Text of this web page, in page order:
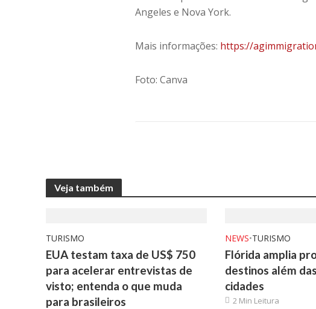
Angeles e Nova York.
Mais informações: https://
Foto: Canva
Veja também
TURISMO
EUA testam taxa de US$ 750
para acelerar entrevistas de
visto; entenda o que muda
para brasileiros
NEWS•TURISMO
Flórida amplia
destinos além
cidades
2 Min Leitura